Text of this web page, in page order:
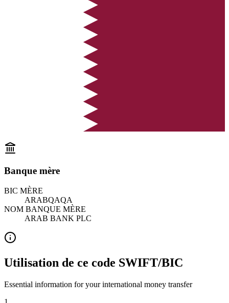
Banque mère
BIC MÈRE
ARABQAQA
NOM BANQUE MÈRE
ARAB BANK PLC
Utilisation de ce code SWIFT/BIC
Essential information for your international money transfer